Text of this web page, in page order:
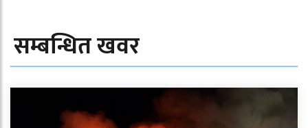
सम्बन्धित खवर